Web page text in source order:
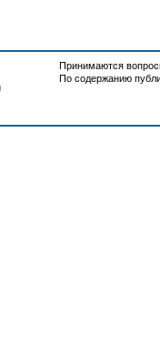
Принимаются
По содержанию